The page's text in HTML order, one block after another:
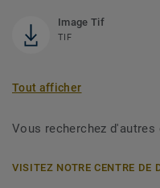
Image Tif
TIF
Tout afficher
Vous recherchez d'autres
VISITEZ NOTRE CENTRE DE